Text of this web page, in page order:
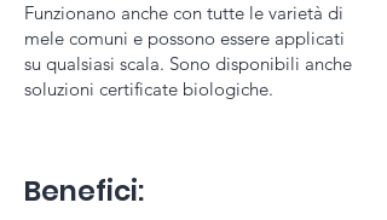
Funzionano anche con tutte le varietà di
mele comuni e possono essere applicati
su qualsiasi scala. Sono disponibili anche
soluzioni certificate biologiche.
Benefici: